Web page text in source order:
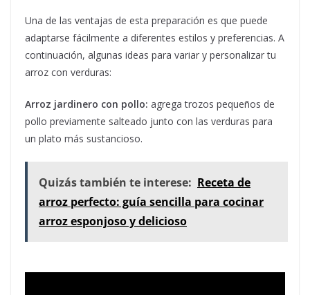
Una de las ventajas de esta preparación es que puede
adaptarse fácilmente a diferentes estilos y preferencias. A
continuación, algunas ideas para variar y personalizar tu
arroz con verduras:
Arroz jardinero con pollo: agrega trozos pequeños de
pollo previamente salteado junto con las verduras para
un plato más sustancioso.
Quizás también te interese: Receta de
arroz perfecto: guía sencilla para cocinar
arroz esponjoso y delicioso